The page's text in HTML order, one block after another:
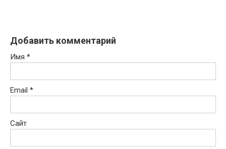
Добавить комментарий
Имя *
Email *
Сайт